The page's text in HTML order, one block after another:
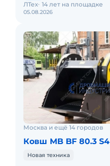
05.08.2026
ЛТех 14 лет на площадке
Москва и ещё 14 городов
Ковш MB BF 80.3 S4
Новая техника